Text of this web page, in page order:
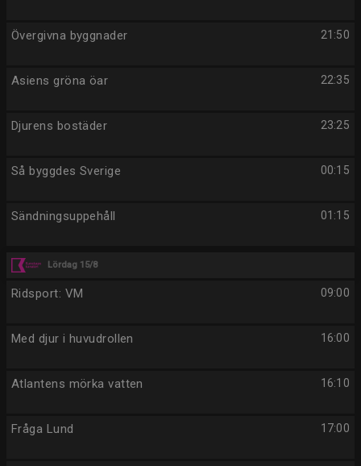
21:50
Övergivna byggnader
22:35
Asiens gröna öar
23:25
Djurens bostäder
00:15
Så byggdes Sverige
01:15
Sändningsuppehåll
Lördag 15/8
09:00
Ridsport: VM
16:00
Med djur i huvudrollen
16:10
Atlantens mörka vatten
17:00
Fråga Lund